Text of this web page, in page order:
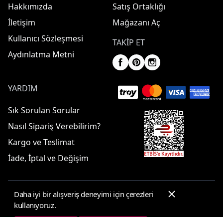
Hakkımızda
İletişim
Kullanıcı Sözleşmesi
Aydınlatma Metni
Satış Ortaklığı
Mağazanı Aç
TAKIP ET
YARDIM
Sık Sorulan Sorular
Nasıl Sipariş Verebilirim?
Kargo ve Teslimat
İade, İptal ve Değişim
© 2025 ElbiseBul -
Daha iyi bir alışveriş deneyimi için çerezleri
kullanıyoruz.